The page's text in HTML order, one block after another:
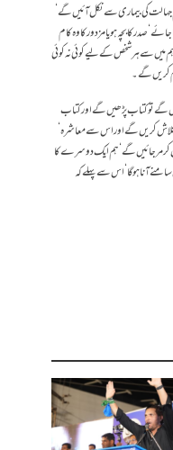
جہالت کی بیماری سے نکل آئیں گے‘
صدر کا بچہ ہو یا مزدور کا وہ کام
ہم میں سے ہر شخص کے لیے کوئی نہ کوئی
کریں گے۔
تو کتاب پڑھیں گے اور کتاب
تلاش کریں گے اور اس سے معاشرہ ‘
کر مر جائیں گے‘ ہم ایک دوسرے کا
آنا ہوگا‘ اس سے پہلے کہ